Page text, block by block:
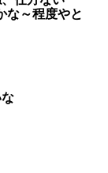
な～程度やと